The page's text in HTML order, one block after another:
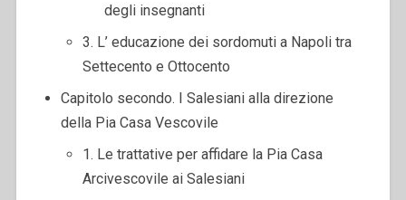
degli insegnanti
3. L’ educazione dei sordomuti a Napoli tra
Settecento e Ottocento
Capitolo secondo. I Salesiani alla direzione
della Pia Casa Vescovile
1. Le trattative per affidare la Pia Casa
Arcivescovile ai Salesiani